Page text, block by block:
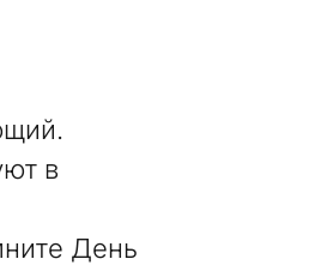
в
День